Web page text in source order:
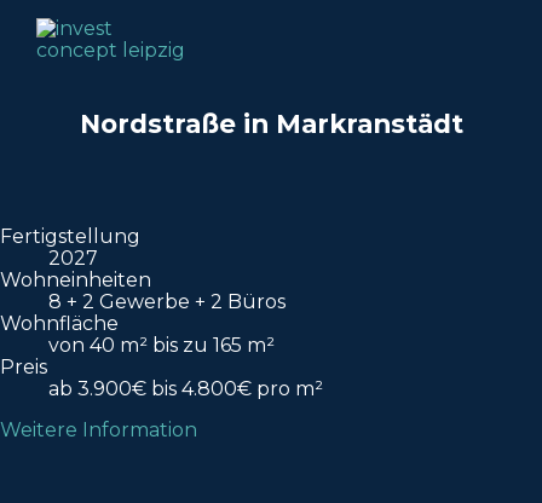
Nordstraße in Markranstädt
Fertigstellung
2027
Wohneinheiten
8 + 2 Gewerbe + 2 Büros
Wohnfläche
von 40 m² bis zu 165 m²
Preis
ab 3.900€ bis 4.800€ pro m²
Weitere Information